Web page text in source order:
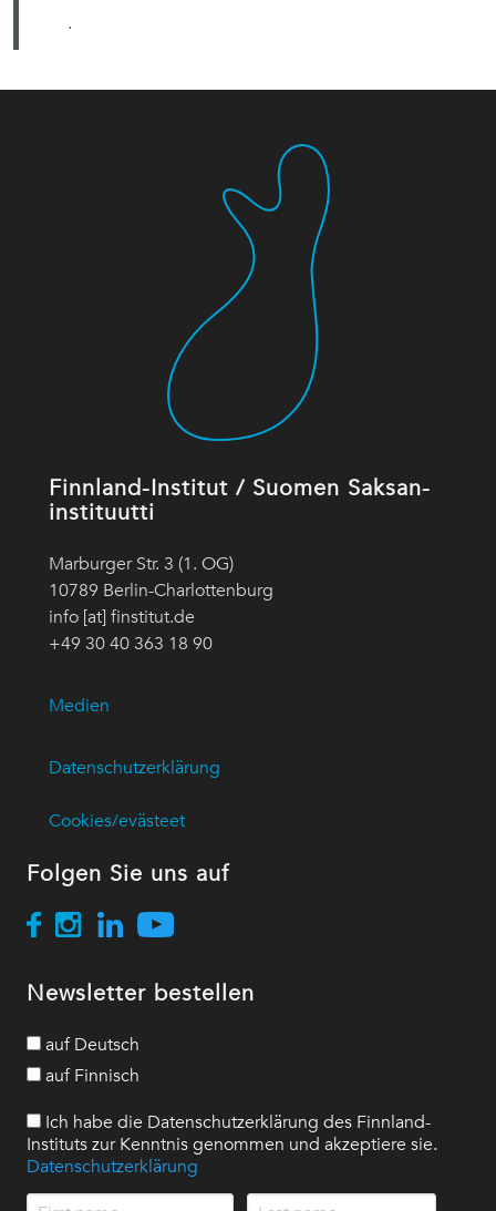
.
Finnland-Institut / Suomen Saksan-
instituutti
Marburger Str. 3 (1. OG)
10789 Berlin-Charlottenburg
info [at] finstitut.de
+49 30 40 363 18 90
Medien
Datenschutzerklärung
Cookies/evästeet
Folgen Sie uns auf
Newsletter bestellen
auf Deutsch
auf Finnisch
Ich habe die Datenschutzerklärung des Finnland-
Instituts zur Kenntnis genommen und akzeptiere sie.
Datenschutzerklärung